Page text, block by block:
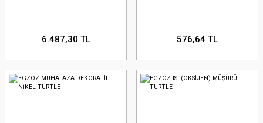
6.487,30 TL 576,64 TL